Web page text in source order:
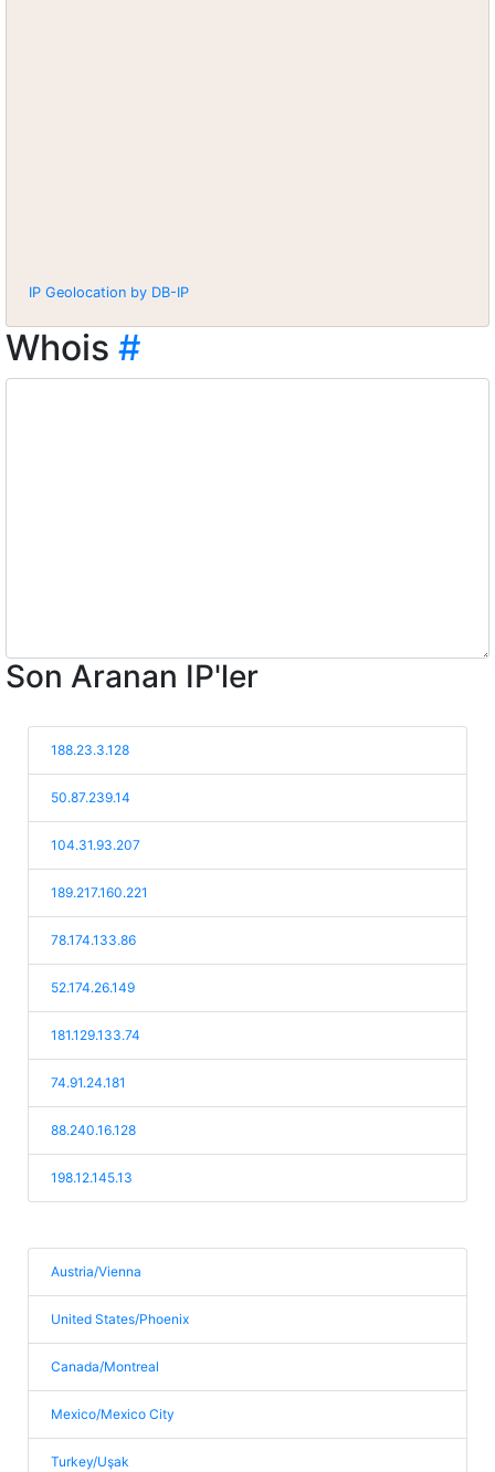
IP Geolocation by DB-IP
Whois #
Son Aranan IP'ler
188.23.3.128
50.87.239.14
104.31.93.207
189.217.160.221
78.174.133.86
52.174.26.149
181.129.133.74
74.91.24.181
88.240.16.128
198.12.145.13
Austria/Vienna
United States/Phoenix
Canada/Montreal
Mexico/Mexico City
Turkey/Uşak